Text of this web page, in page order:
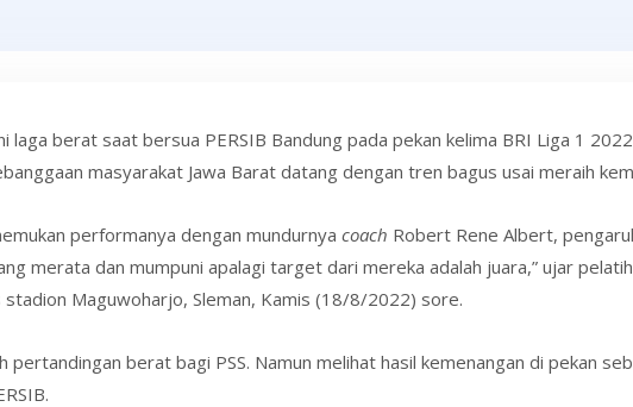
laga berat saat bersua PERSIB Bandung pada pekan kelima BRI Liga 1
masyarakat Jawa Barat datang dengan tren bagus usai meraih
performanya dengan mundurnya coach Robert Rene Albert,
merata dan mumpuni apalagi target dari mereka adalah juara,” ujar
Maguwoharjo, Sleman, Kamis (18/8/2022) sore.
berat bagi PSS. Namun melihat hasil kemenangan di pekan